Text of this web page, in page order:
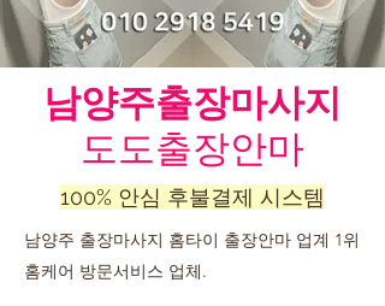
남양주출장마사지
도도출장안마
100% 안심 후불결제 시스템
남양주 출장마사지 홈타이 출장안마 업계 1위
홈케어 방문서비스 업체.